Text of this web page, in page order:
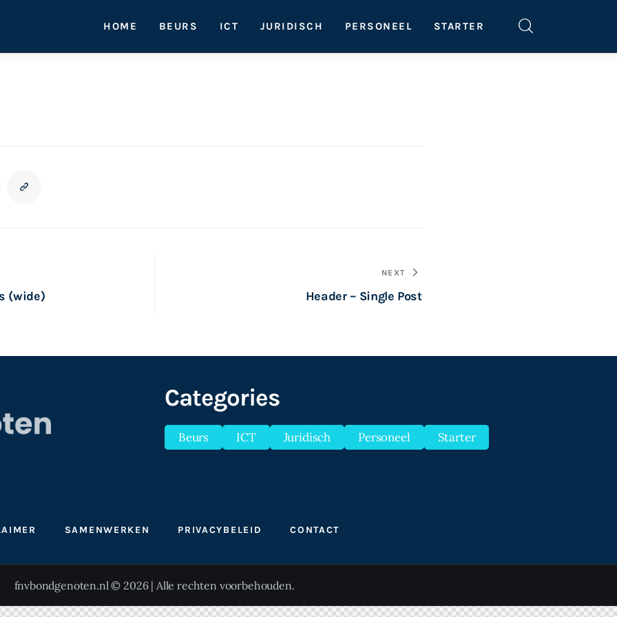
HOME BEURS ICT JURIDISCH PERSONEEL STARTER
(wide)
NEXT
Header – Single Post
Categories
Beurs ICT Juridisch Personeel Starter
SAMENWERKEN PRIVACYBELEID CONTACT
fnvbondgenoten.nl © 2026 | Alle rechten voorbehouden.